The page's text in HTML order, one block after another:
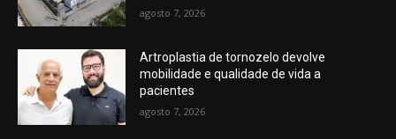
agosto 7, 2026
Artroplastia de tornozelo devolve
mobilidade e qualidade de vida a
pacientes
agosto 7, 2026